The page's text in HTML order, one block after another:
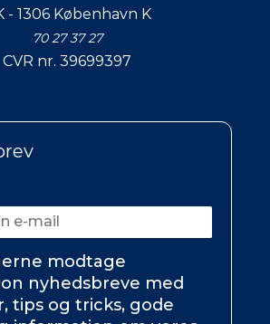
- 1306 København K
70 27 37 27
CVR nr. 39699397
modtage
nyhedsbreve med
tips og tricks, gode